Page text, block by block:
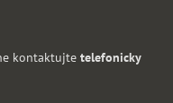
kontaktujte telefonicky